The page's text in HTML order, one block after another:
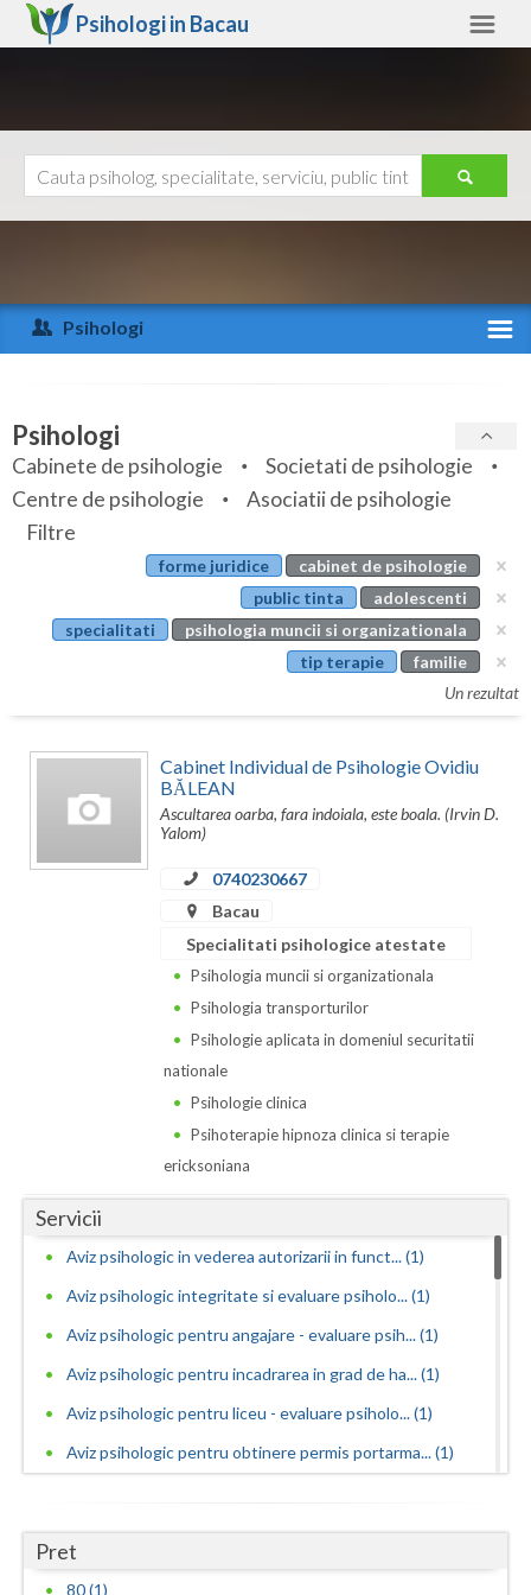
Psihologi in Bacau
Arad
Arges
Bihor
Bistrita-Nasaud
Botosani
Brasov
Caras-Severin
Gorj
Harghita
Hunedoara
Ilfov
Mehedinti
Mures
Ajutor
Psihologi
Specialitati
Servicii
Articole
Evenimente
Cabinet
Psihologi
Cabinete de psihologie
Societati de psihologie
Centre de psihologie
Asociatii de psihologie
Filtre
forme juridice
cabinet de psihologie
public tinta
adolescenti
specialitati
psihologia muncii si organizationala
tip terapie
familie
Un rezultat
Cabinet Individual de Psihologie Ovidiu
BĂLEAN
Ascultarea oarba, fara indoiala, este boala. (Irvin D.
Yalom)
0740230667
Bacau
Specialitati psihologice atestate
Psihologia muncii si organizationala
Psihologia transporturilor
Psihologie aplicata in domeniul securitatii
nationale
Psihologie clinica
Psihoterapie hipnoza clinica si terapie
ericksoniana
Servicii
Aviz psihologic in vederea autorizarii in funct... (1)
Aviz psihologic integritate si evaluare psiholo... (1)
Aviz psihologic pentru angajare - evaluare psih... (1)
Aviz psihologic pentru incadrarea in grad de ha... (1)
Aviz psihologic pentru liceu - evaluare psiholo... (1)
Aviz psihologic pentru obtinere permis portarma... (1)
Aviz psihologic pentru ocuparea functiilor publ... (1)
Pret
80 (1)